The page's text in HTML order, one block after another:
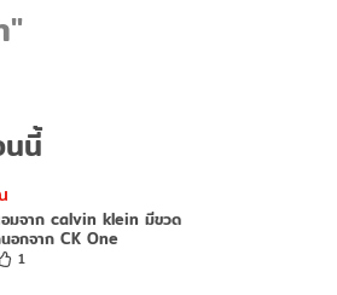
นี้
มจาก calvin klein มีขวด
อกจาก CK One
1